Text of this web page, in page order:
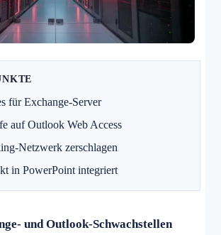
für Exchange-Server
auf Outlook Web Access
Netzwerk zerschlagen
in PowerPoint integriert
und Outlook-Schwachstellen